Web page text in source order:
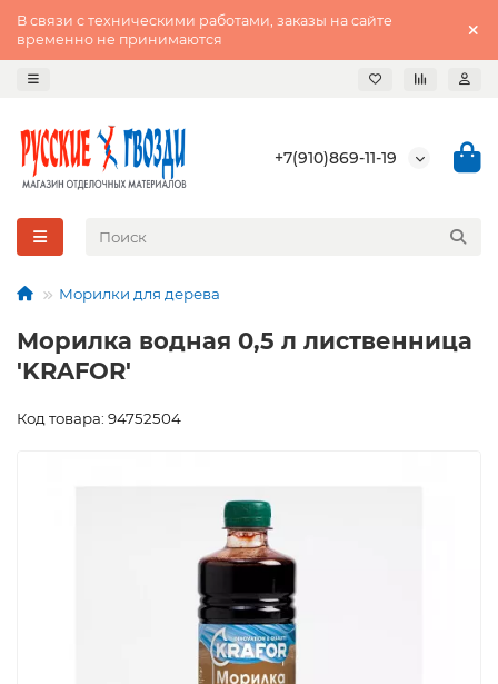
В связи с техническими работами, заказы на сайте
временно не принимаются
+7(910)869-11-19
Морилки для дерева
Морилка водная 0,5 л лиственница
'KRAFOR'
Код товара: 94752504